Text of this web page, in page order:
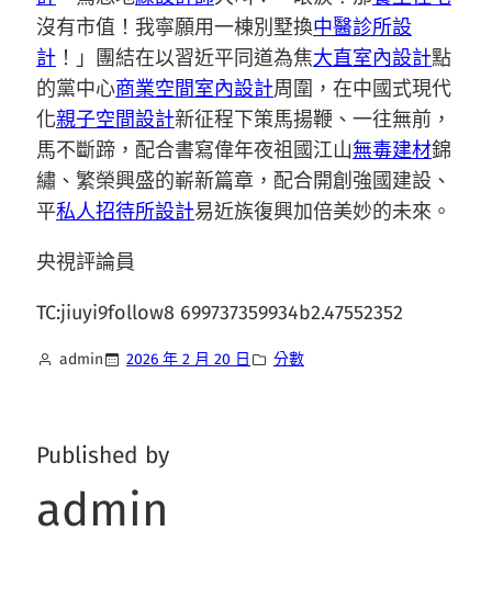
沒有市值！我寧願用一棟別墅換中醫診所設
計 ！」團結在以習近平同道為焦大直室內設計點
的黨中心商業空間室內設計周圍，在中國式現代
化親子空間設計新征程下策馬揚鞭、一往無前，
馬不斷蹄，配合書寫偉年夜祖國江山無毒建材錦
繡、繁榮興盛的嶄新篇章，配合開創強國建設、
平私人招待所設計易近族復興加倍美妙的未來。
央視評論員
TC:jiuyi9follow8 699737359934b2.47552352
admin 2026 年 2 月 20 日 分數
Published by
admin